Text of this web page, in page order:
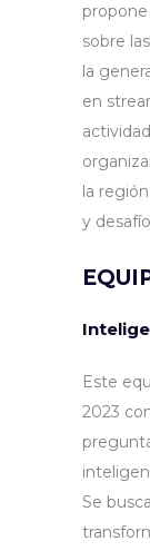
sobre
la
en
la
y
Este
2023
Se